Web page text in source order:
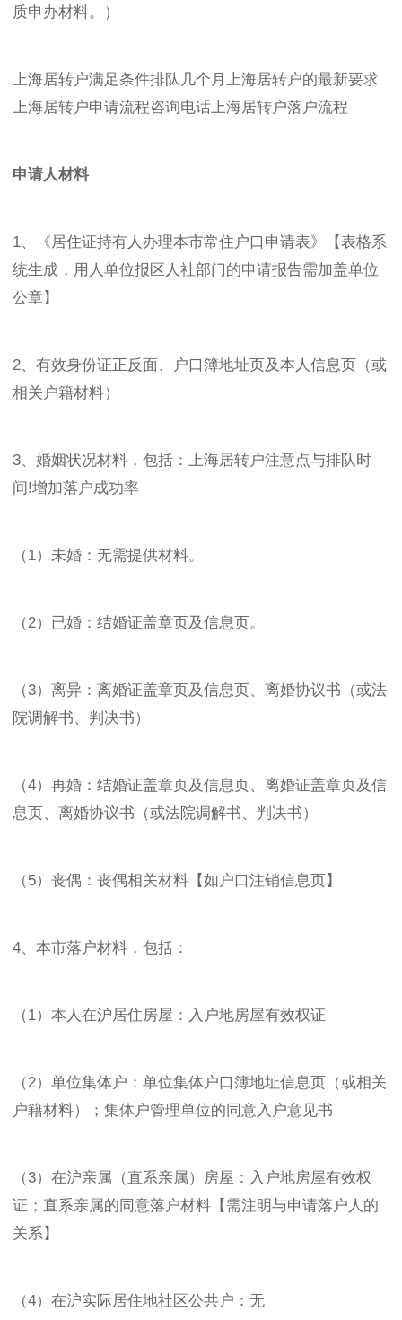
质申办材料。）
上海居转户满足条件排队几个月上海居转户的最新要求
上海居转户申请流程咨询电话上海居转户落户流程
申请人材料
1、《居住证持有人办理本市常住户口申请表》【表格系
统生成，用人单位报区人社部门的申请报告需加盖单位
公章】
2、有效身份证正反面、户口簿地址页及本人信息页（或
相关户籍材料）
3、婚姻状况材料，包括：上海居转户注意点与排队时
间!增加落户成功率
（1）未婚：无需提供材料。
（2）已婚：结婚证盖章页及信息页。
（3）离异：离婚证盖章页及信息页、离婚协议书（或法
院调解书、判决书）
（4）再婚：结婚证盖章页及信息页、离婚证盖章页及信
息页、离婚协议书（或法院调解书、判决书）
（5）丧偶：丧偶相关材料【如户口注销信息页】
4、本市落户材料，包括：
（1）本人在沪居住房屋：入户地房屋有效权证
（2）单位集体户：单位集体户口簿地址信息页（或相关
户籍材料）；集体户管理单位的同意入户意见书
（3）在沪亲属（直系亲属）房屋：入户地房屋有效权
证；直系亲属的同意落户材料【需注明与申请落户人的
关系】
（4）在沪实际居住地社区公共户：无